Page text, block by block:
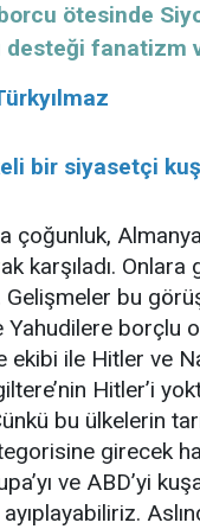
ötesinde
desteği fanatizm
bir siyasetçi
çoğunluk,
karşıladı.
Gelişmeler bu
Yahudilere borçlu
ekibi ile Hitler ve
Hitler’i
bu ülkelerin
girecek
ve ABD’yi